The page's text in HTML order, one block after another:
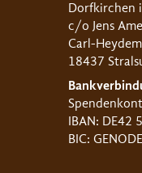
Dorfkirchen
c/o Jens
Carl-
18437
IBAN: DE42
BIC: